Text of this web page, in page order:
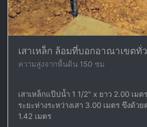
เสาเหล็ก ล้อมที่บอกอาณาเขตทั่
ความสูงจากพื้นดิน 150 ซม
เสาเหล็กแป๊ปน้ำ 1 1/2" x ยาว 2.00 เม
ระยะห่างระหว่างเสา 3.00 เมตร ขึงด้ว
1.42 เมตร